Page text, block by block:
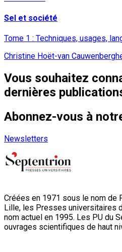
Sel et société
Tome 1 : Techniques, usages,
Christine Hoët-van
Vous souhaitez
dernières
Abonnez-vous à
Newsletters
Créées en 1971 sous le nom de
Lille, les Presses universitaires
nom actuel en 1995. Les PU du
ouvrages scientifiques de haut